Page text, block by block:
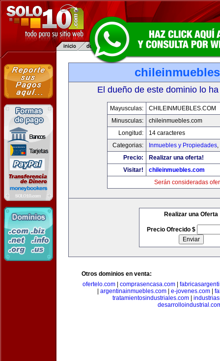
El dueño de este dominio lo
Mayusculas:
CHILEINMUEBLES.COM
Minusculas:
chileinmuebles.com
Longitud:
14 caracteres
Categorias:
Inmuebles y Propiedades,
Precio:
Realizar una oferta!
Visitar!
chileinmuebles.com
Serán consideradas
Realizar una Oferta
Precio Ofrecido $
Otros dominios en venta:
ofertelo.com| comprasencasa.com|
argentinainmuebles.com| e-jovenes.com|
tratamientosindustriales.com